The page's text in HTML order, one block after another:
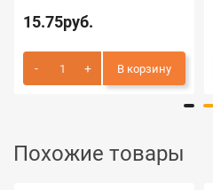
15.75руб.
В корзину
Похожие товары